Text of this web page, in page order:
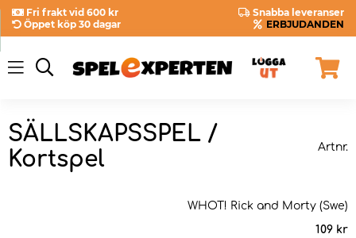
Fri frakt vid 600 kr
Snabba leveranser
Öppet köp 30 dagar
ERBJUDANDEN
SÄLLSKAPSSPEL /
Kortspel
Artnr.
WHOT! Rick and Morty (Swe)
109 kr